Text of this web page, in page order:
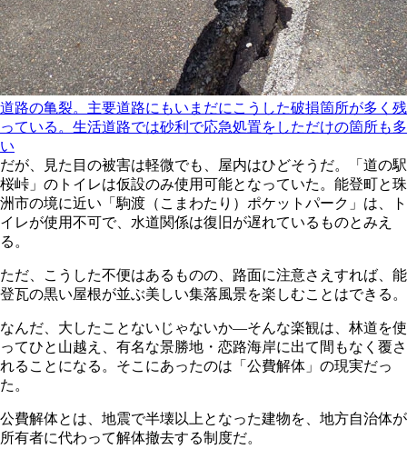
道路の亀裂。主要道路にもいまだにこうした破損箇所が多く残
っている。生活道路では砂利で応急処置をしただけの箇所も多
い
だが、見た目の被害は軽微でも、屋内はひどそうだ。「道の駅
桜峠」のトイレは仮設のみ使用可能となっていた。能登町と珠
洲市の境に近い「駒渡（こまわたり）ポケットパーク」は、ト
イレが使用不可で、水道関係は復旧が遅れているものとみえ
る。
ただ、こうした不便はあるものの、路面に注意さえすれば、能
登瓦の黒い屋根が並ぶ美しい集落風景を楽しむことはできる。
なんだ、大したことないじゃないか―そんな楽観は、林道を使
ってひと山越え、有名な景勝地・恋路海岸に出て間もなく覆さ
れることになる。そこにあったのは「公費解体」の現実だっ
た。
公費解体とは、地震で半壊以上となった建物を、地方自治体が
所有者に代わって解体撤去する制度だ。